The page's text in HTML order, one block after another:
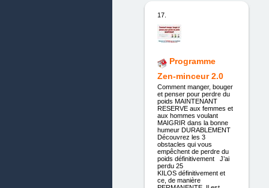
17.
Programme
Zen-minceur 2.0
Comment manger, bouger
et penser pour perdre du
poids MAINTENANT
RESERVE aux femmes et
aux hommes voulant
MAIGRIR dans la bonne
humeur DURABLEMENT
Découvrez les 3
obstacles qui vous
empêchent de perdre du
poids définitivement J’ai
perdu 25
KILOS définitivement et
ce, de manière